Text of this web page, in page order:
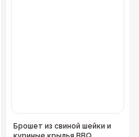
Брошет из свиной шейки и